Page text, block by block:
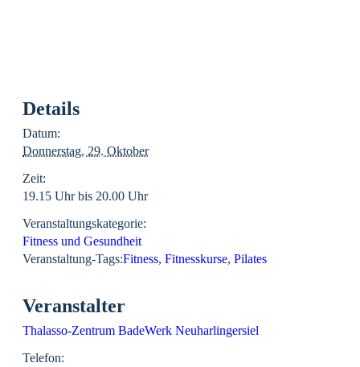
Details
Datum:
Donnerstag, 29. Oktober
Zeit:
19.15 Uhr bis 20.00 Uhr
Veranstaltungskategorie:
Fitness und Gesundheit
Veranstaltung-Tags:Fitness, Fitnesskurse, Pilates
Veranstalter
Thalasso-Zentrum BadeWerk Neuharlingersiel
Telefon: